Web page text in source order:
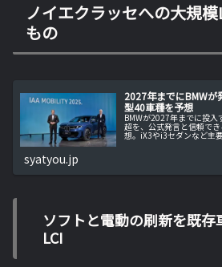
ノイエクラッセへの大規
もの
2027年までにBMWが
型40車種を予想
BMWが2027年までに投
超を、公式発言と信頼で
想。iX3やi3セダンなど主
syatyou.jp
ソフトと電動の刷新を既存
LCI